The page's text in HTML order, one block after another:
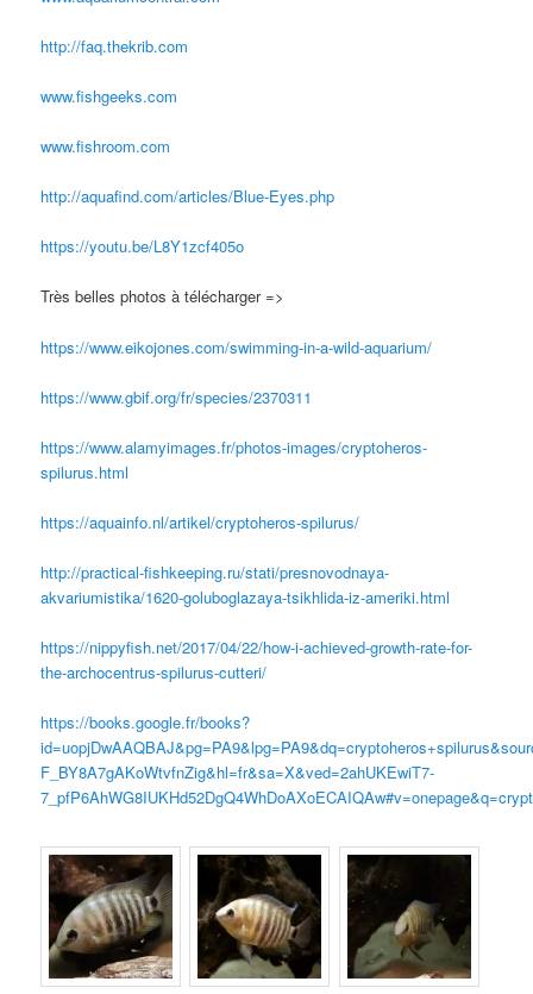
http://faq.thekrib.com
www.fishgeeks.com
www.fishroom.com
http://aquafind.com/articles/Blue-Eyes.php
https://youtu.be/L8Y1zcf405o
Très belles photos à télécharger =>
https://www.eikojones.com/swimming-in-a-wild-aquarium/
https://www.gbif.org/fr/species/2370311
https://www.alamyimages.fr/photos-images/cryptoheros-
spilurus.html
https://aquainfo.nl/artikel/cryptoheros-spilurus/
http://practical-fishkeeping.ru/stati/presnovodnaya-
akvariumistika/1620-goluboglazaya-tsikhlida-iz-ameriki.html
https://nippyfish.net/2017/04/22/how-i-achieved-growth-rate-for-
the-archocentrus-spilurus-cutteri/
https://books.google.fr/books?
F_BY8A7gAKoWtvfnZig&hl=fr&sa=X&ved=2ahUKEwiT7-